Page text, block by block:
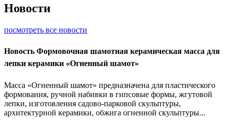
Новости
посмотреть все новости
Новость Формовочная шамотная керамическая масса для
лепки керамики «Огненный шамот»
Масса «Огненный шамот» предназначена для пластического
формования, ручной набивки в гипсовые формы, жгутовой
лепки, изготовления садово-парковой скульптуры,
архитектурной керамики, обжига огненной скульптуры...